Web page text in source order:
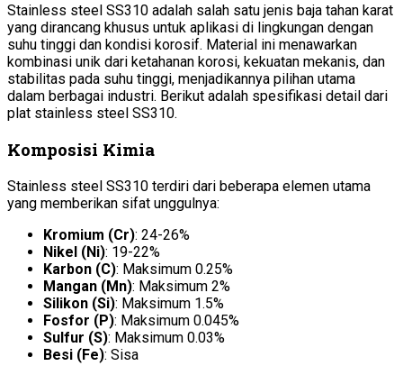
Stainless steel SS310 adalah salah satu jenis baja tahan karat
yang dirancang khusus untuk aplikasi di lingkungan dengan
suhu tinggi dan kondisi korosif. Material ini menawarkan
kombinasi unik dari ketahanan korosi, kekuatan mekanis, dan
stabilitas pada suhu tinggi, menjadikannya pilihan utama
dalam berbagai industri. Berikut adalah spesifikasi detail dari
plat stainless steel SS310.
Komposisi Kimia
Stainless steel SS310 terdiri dari beberapa elemen utama
yang memberikan sifat unggulnya:
Kromium (Cr): 24-26%
Nikel (Ni): 19-22%
Karbon (C): Maksimum 0.25%
Mangan (Mn): Maksimum 2%
Silikon (Si): Maksimum 1.5%
Fosfor (P): Maksimum 0.045%
Sulfur (S): Maksimum 0.03%
Besi (Fe): Sisa